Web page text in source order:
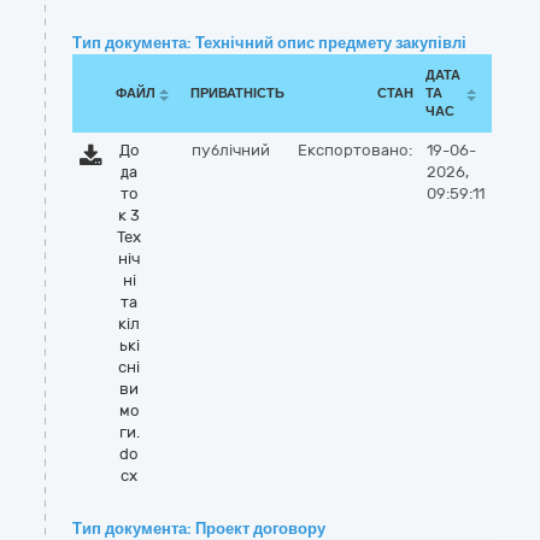
Тип документа: Технічний опис предмету закупівлі
ФАЙЛ ПРИВАТНІСТЬ СТАН
ДАТА
ТА
ЧАС
До
да
то
к 3
Тех
ніч
ні
та
кіл
ькі
сні
ви
мо
ги.
do
cx
публічний Експортовано:
19-06-
2026,
09:59:11
Тип документа: Проект договору